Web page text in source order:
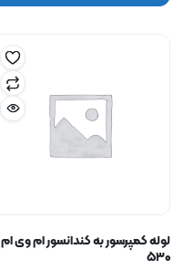
لوله کمپرسور به کندانسور ام وی ام
۵۳۰